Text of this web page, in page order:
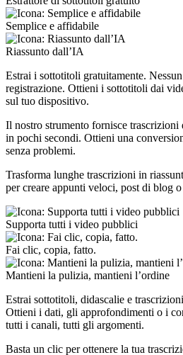
Semplice e affidabile
Riassunto dall’IA
Estrai i sottotitoli gratuitamente.
registrazione. Ottieni i sottotitoli dai
sul tuo dispositivo.
Il nostro strumento fornisce trascrizioni
in pochi secondi. Ottieni una
senza problemi.
Trasforma lunghe trascrizioni in
per creare appunti veloci, post di blog
Supporta tutti i video pubblici
Fai clic, copia, fatto.
Mantieni la pulizia, mantieni l’ordine
Estrai sottotitoli, didascalie e
Ottieni i dati, gli approfondimenti o i
tutti i canali, tutti gli argomenti.
Basta un clic per ottenere la tua